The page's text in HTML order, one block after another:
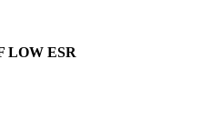
LOW ESR